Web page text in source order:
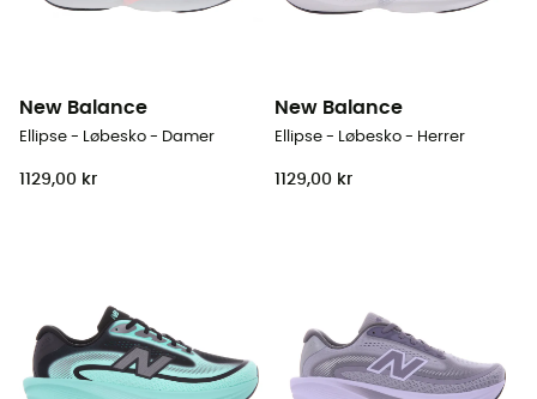
New Balance
Ellipse - Løbesko - Damer
1129,00 kr
New Balance
Ellipse - Løbesko - Herrer
1129,00 kr